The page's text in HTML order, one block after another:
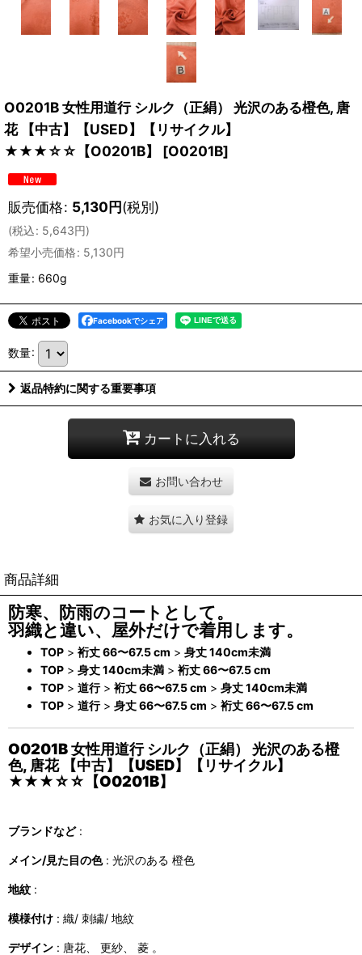
O0201B 女性用道行 シルク（正絹） 光沢のある橙色, 唐
花 【中古】【USED】【リサイクル】
★★★☆☆【O0201B】
[O0201B]
販売価格: 5,130円(税別)
(税込: 5,643円)
希望小売価格: 5,130円
重量: 660g
Facebookでシェア
数量:
返品特約に関する重要事項
カートに入れる
お問い合わせ
お気に入り登録
商品詳細
防寒、防雨のコートとして。
羽織と違い、屋外だけで着用します。
TOP > 裄丈 66〜67.5 cm > 身丈 140cm未満
TOP > 身丈 140cm未満 > 裄丈 66〜67.5 cm
TOP > 道行> 裄丈 66〜67.5 cm > 身丈 140cm未満
TOP > 道行> 身丈 66〜67.5 cm > 裄丈 66〜67.5 cm
O0201B 女性用道行 シルク（正絹） 光沢のある橙
色, 唐花 【中古】【USED】【リサイクル】
★★★☆☆【O0201B】
ブランドなど:
メイン/見た目の色: 光沢のある 橙色
地紋 :
模様付け : 織/ 刺繍/ 地紋
デザイン : 唐花、 更紗、 菱 。